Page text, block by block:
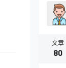
文章
80